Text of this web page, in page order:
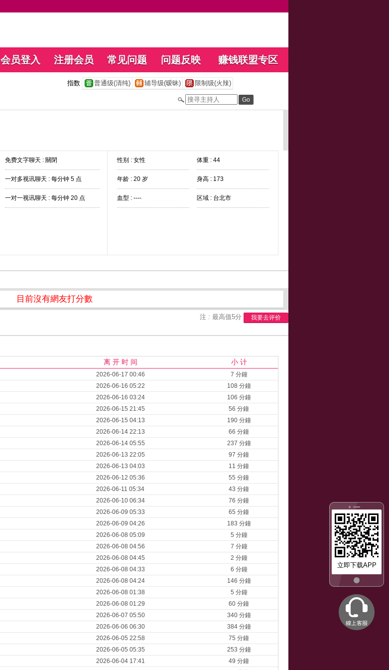
会员登入 注册会员 常见问题 问题反映 赚钱联盟专区
立即下载APP
指数 普通级(清纯) 辅导级(暧昧) 限制级(火辣)
免费文字聊天 : 關閉
一对多视讯聊天 : 每分钟 5 点
一对一视讯聊天 : 每分钟 20 点
性别 : 女性 体重 : 44
年龄 : 20 岁 身高 : 173
血型 : ---- 区域 : 台北市
目前沒有網友打分數
注 : 最高值5分 我要去评价
离 开 时 间 小 计
2026-06-17 00:46
7 分鐘
2026-06-16 05:22
108 分鐘
2026-06-16 03:24
106 分鐘
2026-06-15 21:45
56 分鐘
2026-06-15 04:13
190 分鐘
2026-06-14 22:13
66 分鐘
2026-06-14 05:55
237 分鐘
2026-06-13 22:05
97 分鐘
2026-06-13 04:03
11 分鐘
2026-06-12 05:36
55 分鐘
2026-06-11 05:34
43 分鐘
2026-06-10 06:34
76 分鐘
2026-06-09 05:33
65 分鐘
2026-06-09 04:26
183 分鐘
2026-06-08 05:09
5 分鐘
2026-06-08 04:56
7 分鐘
2026-06-08 04:45
2 分鐘
2026-06-08 04:33
6 分鐘
2026-06-08 04:24
146 分鐘
2026-06-08 01:38
5 分鐘
2026-06-08 01:29
60 分鐘
2026-06-07 05:50
340 分鐘
2026-06-06 06:30
384 分鐘
2026-06-05 22:58
75 分鐘
2026-06-05 05:35
253 分鐘
2026-06-04 17:41
49 分鐘